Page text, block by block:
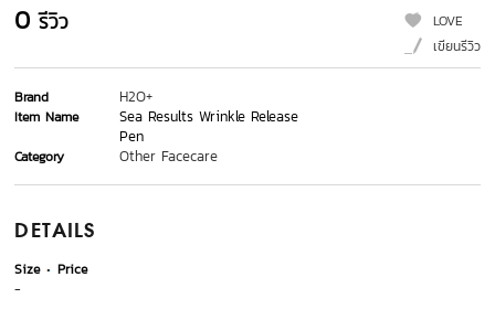
0 รีวิว
LOVE
เขียนรีวิว
Brand H2O+
Item Name
Sea Results Wrinkle Release
Pen
Category Other Facecare
DETAILS
Size
Price
-